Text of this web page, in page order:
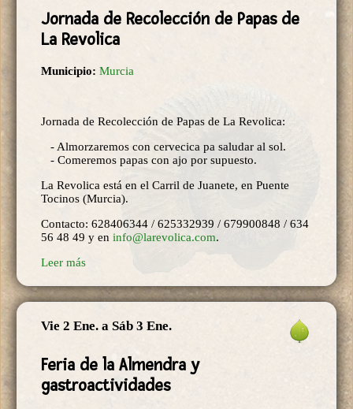
Jornada de Recolección de Papas de
La Revolica
Municipio: Murcia
Jornada de Recolección de Papas de La Revolica:
- Almorzaremos con cervecica pa saludar al sol.
- Comeremos papas con ajo por supuesto.
La Revolica está en el Carril de Juanete, en Puente
Tocinos (Murcia).
Contacto: 628406344 / 625332939 / 679900848 / 634
56 48 49 y en info@larevolica.com.
Leer más
Vie 2 Ene. a Sáb 3 Ene.
Feria de la Almendra y
gastroactividades